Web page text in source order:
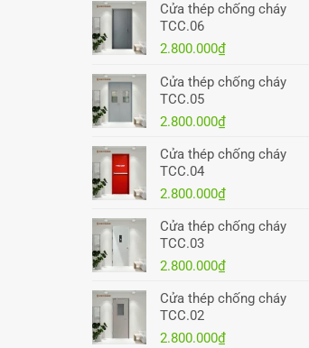
Cửa thép chống cháy
TCC.06
2.800.000₫
Cửa thép chống cháy
TCC.05
2.800.000₫
Cửa thép chống cháy
TCC.04
2.800.000₫
Cửa thép chống cháy
TCC.03
2.800.000₫
Cửa thép chống cháy
TCC.02
2.800.000₫